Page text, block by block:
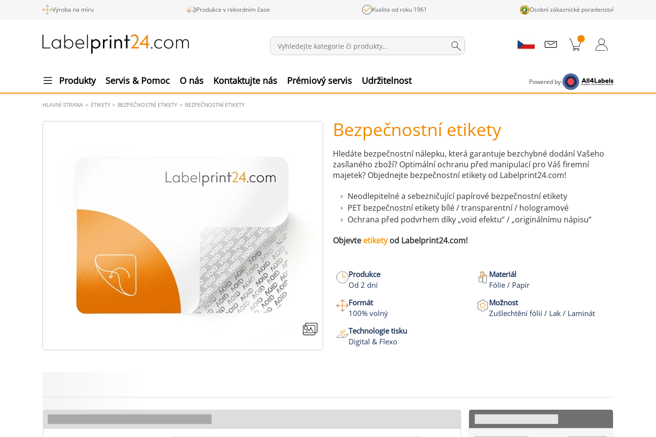
Výroba na míru Produkce v rekordním čase Kvalita od roku 1961 Osobní zákaznické poradenství
Produkty Servis & Pomoc O nás Kontaktujte nás Prémiový servis Udržitelnost Powered by:
HLAVNÍ STRANA ETIKETY BEZPEČNOSTNÍ ETIKETY BEZPEČNOSTNÍ ETIKETY
Bezpečnostní etikety
Hledáte bezpečnostní nálepku, která garantuje bezchybné dodání Vašeho
zasílaného zboží? Optimální ochranu před manipulací pro Váš firemní
majetek? Objednejte bezpečnostní etikety od Labelprint24.com!
Neodlepitelné a sebezničující papírové bezpečnostní etikety
PET bezpečnostní etikety bílé / transparentní / hologramové
Ochrana před podvrhem díky „void efektu“ / „originálnímu nápisu“
Objevte etiketyod Labelprint24.com!
Produkce
Od 2 dní
Materiál
Fólie / Papír
Formát
100% volný
Možnost
Zušlechtění fólií / Lak / Laminát
Technologie tisku
Digital & Flexo